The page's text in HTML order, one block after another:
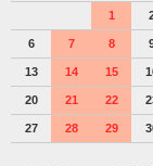
1
6 7 8
13 14 15
20 21 22
27 28 29